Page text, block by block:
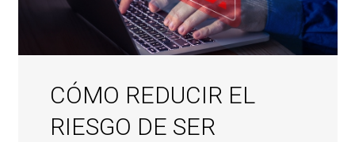
CÓMO REDUCIR EL
RIESGO DE SER